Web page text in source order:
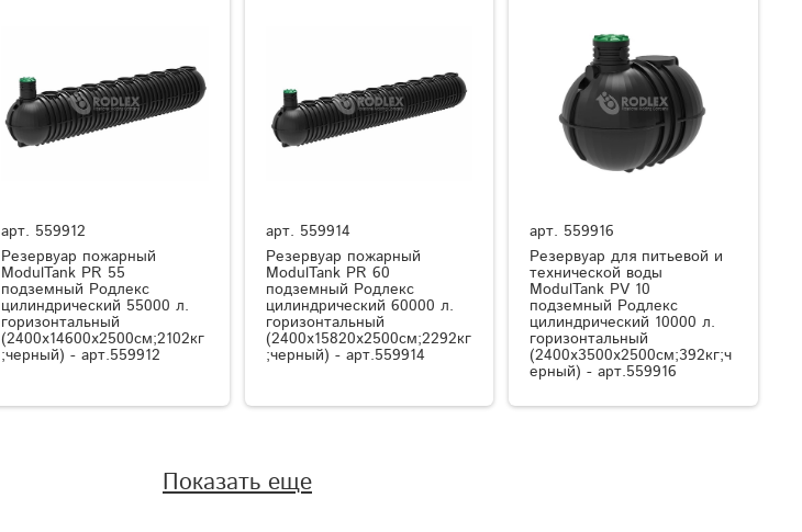
арт. 559912
Резервуар пожарный
ModulTank PR 55
подземный Родлекс
цилиндрический 55000 л.
горизонтальный
(2400x14600x2500см;2102кг
;черный) - арт.559912
арт. 559914
Резервуар пожарный
ModulTank PR 60
подземный Родлекс
цилиндрический 60000 л.
горизонтальный
(2400x15820x2500см;2292кг
;черный) - арт.559914
арт. 559916
Резервуар для питьевой и
технической воды
ModulTank PV 10
подземный Родлекс
цилиндрический 10000 л.
горизонтальный
(2400x3500x2500см;392кг;ч
ерный) - арт.559916
Показать еще